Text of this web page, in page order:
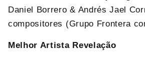
Daniel Borrero & Andrés Jael
compositores (Grupo Frontera
Melhor Artista Revelação